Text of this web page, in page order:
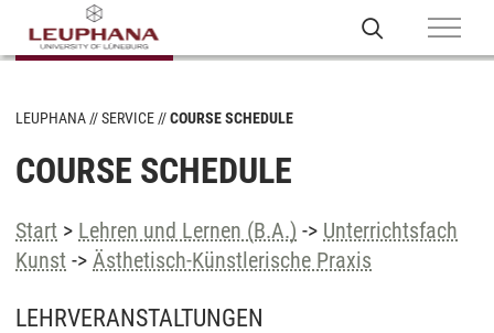
LEUPHANA SERVICE COURSE SCHEDULE
COURSE SCHEDULE
Start > Lehren und Lernen (B.A.) -> Unterrichtsfach
Kunst -> Ästhetisch-Künstlerische Praxis
LEHRVERANSTALTUNGEN